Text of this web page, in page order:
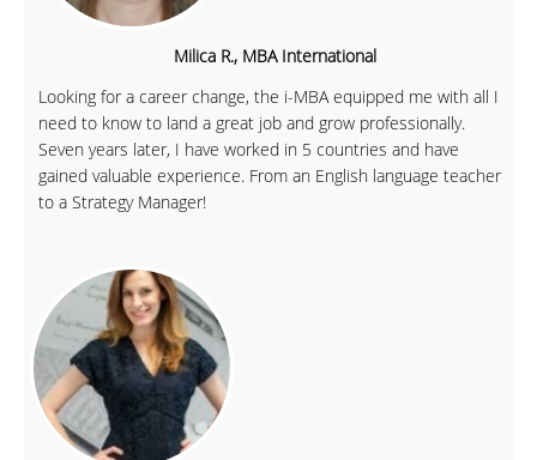
Milica R., MBA International
Looking for a career change, the i-MBA equipped me with all I
need to know to land a great job and grow professionally.
Seven years later, I have worked in 5 countries and have
gained valuable experience. From an English language teacher
to a Strategy Manager!